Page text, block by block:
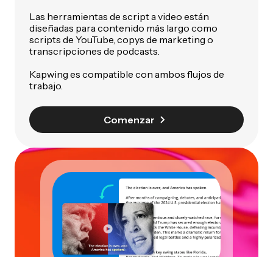
Las herramientas de script a video están
diseñadas para contenido más largo como
scripts de YouTube, copys de marketing o
transcripciones de podcasts.
Kapwing es compatible con ambos flujos de
trabajo.
Comenzar